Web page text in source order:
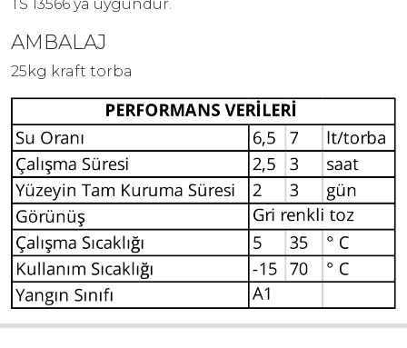
TS 13566 ya uygundur.
AMBALAJ
25kg kraft torba